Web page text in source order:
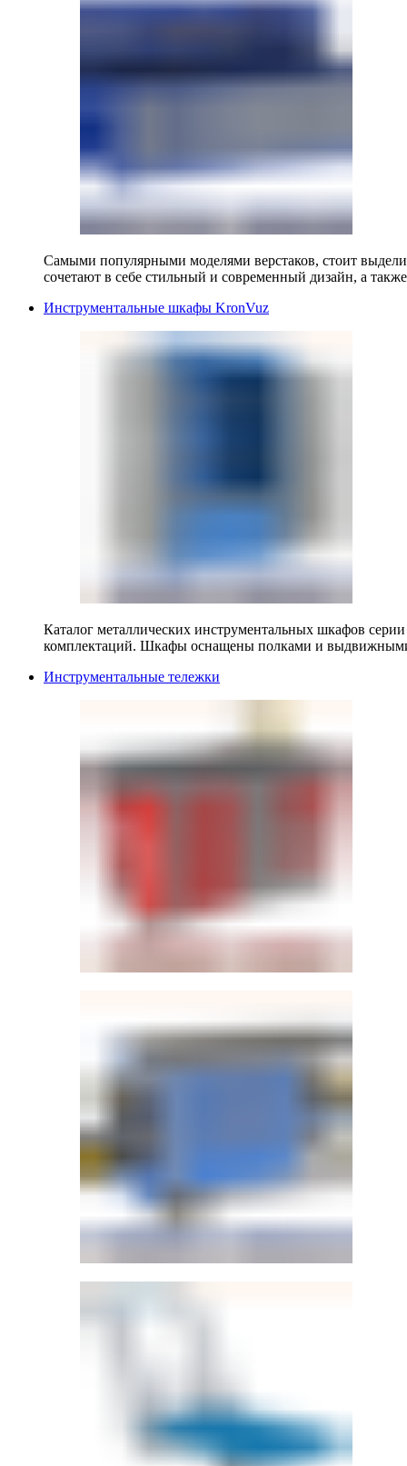
Самыми популярными моделями верстаков, стоит
сочетают в себе стильный и современный дизайн, а
Инструментальные шкафы KronVuz
Каталог металлических инструментальных шкафов
комплектаций. Шкафы оснащены полками и
Инструментальные тележки